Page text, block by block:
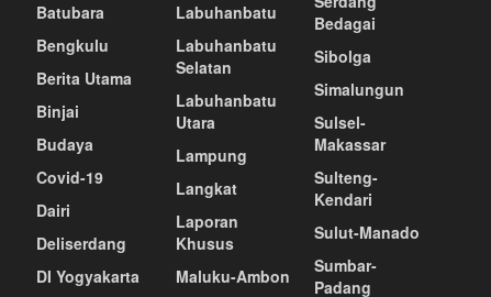
Batubara
Bengkulu
Berita Utama
Binjai
Budaya
Covid-19
Dairi
Deliserdang
DI Yogyakarta
Labuhanbatu
Labuhanbatu
Selatan
Labuhanbatu
Utara
Lampung
Langkat
Laporan
Khusus
Maluku-Ambon
Bedagai
Sibolga
Simalungun
Sulsel-
Makassar
Sulteng-
Kendari
Sulut-Manado
Sumbar-
Padang